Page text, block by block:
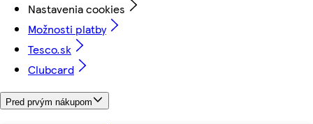
Nastavenia cookies
Možnosti platby
Tesco.sk
Clubcard
Pred prvým nákupom